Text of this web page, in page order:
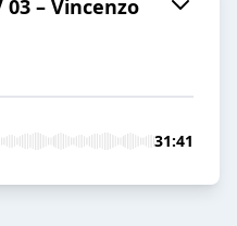
03 – Vincenzo
31:41